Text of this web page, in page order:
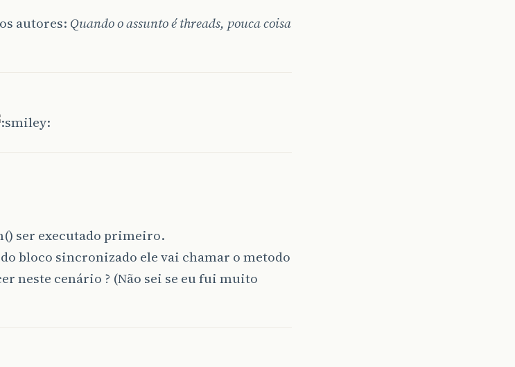
autores: Quando o assunto é threads, pouca coisa
ser executado primeiro.
bloco sincronizado ele vai chamar o metodo
neste cenário ? (Não sei se eu fui muito